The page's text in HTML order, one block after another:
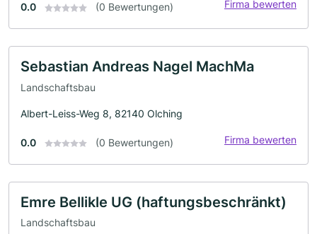
0.0 (0 Bewertungen) Firma bewerten
Sebastian Andreas Nagel MachMa
Landschaftsbau
Albert-Leiss-Weg 8, 82140 Olching
0.0 (0 Bewertungen) Firma bewerten
Emre Bellikle UG (haftungsbeschränkt)
Landschaftsbau